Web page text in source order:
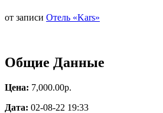
от записи Отель «Kars»
Общие Данные
Цена: 7,000.00p.
Дата: 02-08-22 19:33